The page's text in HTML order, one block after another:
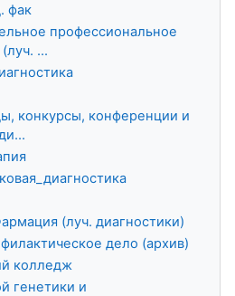
фак
профессиональное
...
конкурсы, конференции и
(луч. диагностики)
дело (архив)
колледж
генетики и